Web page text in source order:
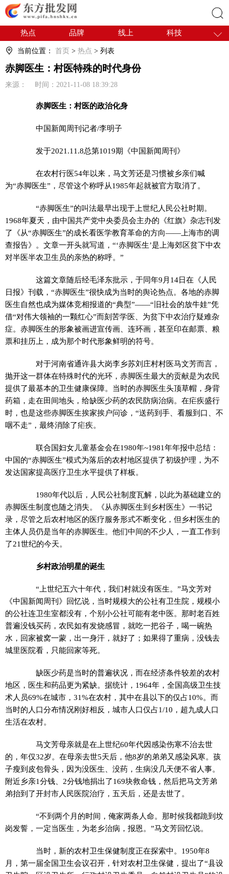
搜索
热点 品牌 线上
科技
干货
电商
会展
国内
当前位置： 首页 > 热点 > 列表
赤脚医生：村医特殊的时代身份
来源： 时间：2021-11-08 18:39:28
赤脚医生：村医的政治化身
中国新闻周刊记者/李明子
发于2021.11.8总第1019期《中国新闻周刊》
在农村行医54年以来，马文芳还是习惯被乡亲们喊
为“赤脚医生”，尽管这个称呼从1985年起就被官方取消了。
“赤脚医生”的叫法最早出现于上世纪人民公社时期。
1968年夏天，由中国共产党中央委员会主办的《红旗》杂志刊发
了《从“赤脚医生”的成长看医学教育革命的方向——上海市的调
查报告》。文章一开头就写道，“‘赤脚医生’是上海郊区贫下中农
对半医半农卫生员的亲热的称呼。”
这篇文章随后经毛泽东批示，于同年9月14日在《人民
日报》刊载，“赤脚医生”很快成为当时的舆论热点。各地的赤脚
医生自然也成为媒体竞相报道的“典型”——“旧社会的放牛娃”凭
借“对伟大领袖的一颗红心”而刻苦学医、为贫下中农治疗疑难杂
症。赤脚医生的形象被画进宣传画、连环画，甚至印在邮票、粮
票和挂历上，成为那个时代形象鲜明的符号。
对于河南省通许县大岗李乡苏刘庄村村医马文芳而言，
抛开这一群体在特殊时代的光环，赤脚医生最大的贡献是为农民
提供了最基本的卫生健康保障。当时的赤脚医生头顶草帽，身背
药箱，走在田间地头，给缺医少药的农民防病治病。在疟疾盛行
时，也是这些赤脚医生挨家挨户问诊，“送药到手、看服到口、不
咽不走”，最终消除了疟疾。
联合国妇女儿童基金会在1980年~1981年年报中总结：
中国的“赤脚医生”模式为落后的农村地区提供了初级护理，为不
发达国家提高医疗卫生水平提供了样板。
1980年代以后，人民公社制度瓦解，以此为基础建立的
赤脚医生制度也随之消失。《从赤脚医生到乡村医生》一书记
录，尽管之后农村地区的医疗服务形式不断变化，但乡村医生的
主体人员仍是当年的赤脚医生。他们中间的不少人，一直工作到
了21世纪的今天。
乡村政治明星的诞生
“上世纪五六十年代，我们村就没有医生。”马文芳对
《中国新闻周刊》回忆说，当时规模大的公社有卫生院，规模小
的公社连卫生室都没有，个别小公社可能有老中医。那时老百姓
普遍没钱买药，农民如有发烧感冒，就吃一把谷子，喝一碗热
水，回家被窝一蒙，出一身汗，就好了；如果得了重病，没钱去
城里医院看，只能回家等死。
缺医少药是当时的普遍状况，而在经济条件较差的农村
地区，医生和药品更为紧缺。据统计，1964年，全国高级卫生技
术人员69%在城市，31%在农村，其中在县以下的仅占10%。而
当时的人口分布情况刚好相反，城市人口仅占1/10，超九成人口
生活在农村。
马文芳母亲就是在上世纪60年代因感染伤寒不治去世
的，年仅32岁。在母亲去世5天后，他8岁的弟弟又感染风寒。孩
子瘦到皮包骨头，因为没医生、没药，生病没几天便不省人事。
附近乡亲1分钱、2分钱地捐出了169块救命钱，然后把马文芳弟
弟抬到了开封市人民医院治疗，五天后，还是去世了。
“不到两个月的时间，俺家两条人命。那时候我都跪到坟
岗发誓，一定当医生，为老乡治病，报恩。”马文芳回忆说。
当时，新的农村卫生保健制度正在探索中。1950年8
月，第一届全国卫生会议召开，针对农村卫生保健，提出了“县设